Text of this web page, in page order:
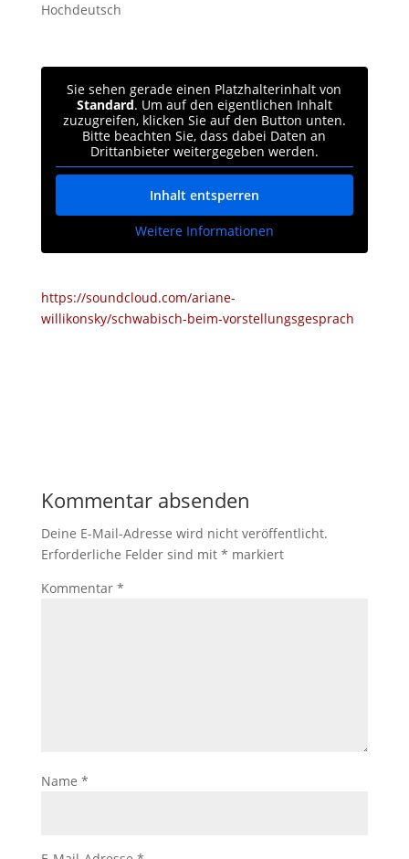
Hochdeutsch
Sie sehen gerade einen Platzhalterinhalt von
Standard. Um auf den eigentlichen Inhalt
zuzugreifen, klicken Sie auf den Button unten.
Bitte beachten Sie, dass dabei Daten an
Drittanbieter weitergegeben werden.
Inhalt entsperren
Weitere Informationen
https://soundcloud.com/ariane-
willikonsky/schwabisch-beim-vorstellungsgesprach
Kommentar absenden
Deine E-Mail-Adresse wird nicht veröffentlicht.
Erforderliche Felder sind mit * markiert
Kommentar *
Name *